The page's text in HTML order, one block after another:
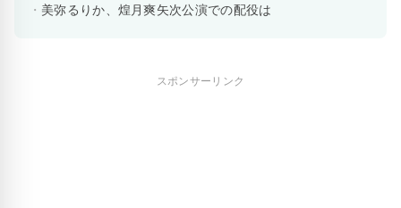
美弥るりか、煌月爽矢次公演での配役は
スポンサーリンク